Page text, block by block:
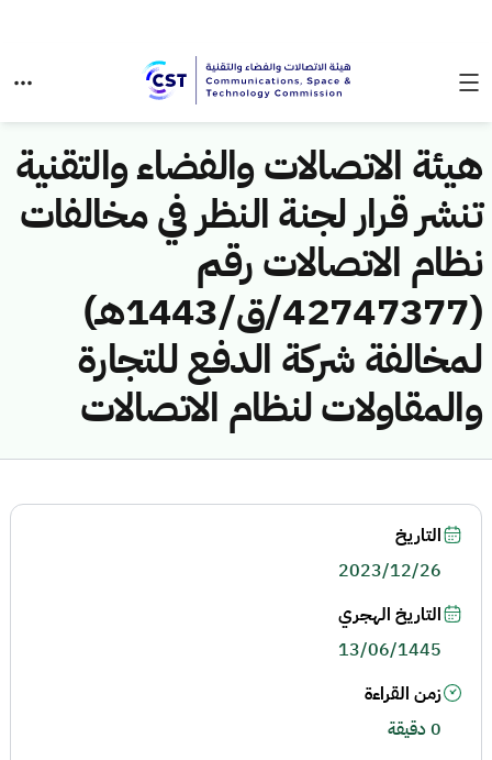
هيئة الاتصالات والفضاء والتقنية
تنشر قرار لجنة النظر في مخالفات
نظام الاتصالات رقم
(42747377/ق/1443هـ)
لمخالفة شركة الدفع للتجارة
والمقاولات لنظام الاتصالات
التاريخ
2023/12/26
التاريخ الهجري
13/06/1445
زمن القراءة
0 دقيقة